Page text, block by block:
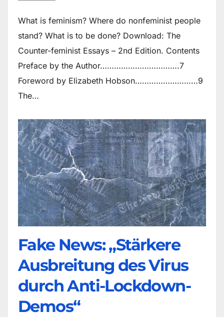
What is feminism? Where do non­feminist people
stand? What is to be done? Download: The
Counter-feminist Essays – 2nd Edition. Contents
Preface by the Author…………………………….7
Foreword by Elizabeth Hobson………………………9
The…
Fake News: „Stärkere
Ausbreitung des Virus
durch Anti-Lockdown-
Demos“